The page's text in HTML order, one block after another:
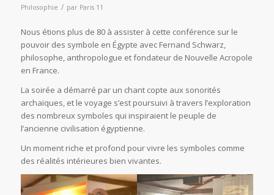
Philosophie / par Paris 11
Nous étions plus de 80 à assister à cette conférence sur le
pouvoir des symbole en Égypte avec Fernand Schwarz,
philosophe, anthropologue et fondateur de Nouvelle Acropole
en France.
La soirée a démarré par un chant copte aux sonorités
archaïques, et le voyage s’est poursuivi à travers l’exploration
des nombreux symboles qui inspiraient le peuple de
l’ancienne civilisation égyptienne.
Un moment riche et profond pour vivre les symboles comme
des réalités intérieures bien vivantes.